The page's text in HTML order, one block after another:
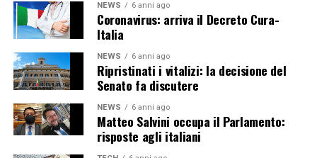
NEWS 6 anni ago
Coronavirus: arriva il Decreto Cura-
Italia
NEWS 6 anni ago
Ripristinati i vitalizi: la decisione del
Senato fa discutere
NEWS 6 anni ago
Matteo Salvini occupa il Parlamento:
risposte agli italiani